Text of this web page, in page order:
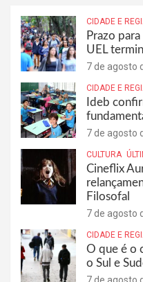
CIDADE E
Prazo
UEL
7 de agosto
CIDADE E
Ideb
7 de agosto
CULTURA
Cineflix
Filosofal
7 de agosto
CIDADE E
O que é o
o Sul e
7 de agosto